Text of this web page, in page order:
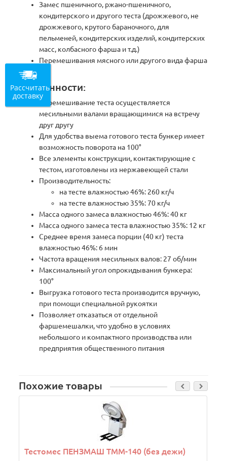
Замес пшеничного, ржано-пшеничного,
кондитерского и другого теста (дрожжевого, не
дрожжевого, крутого бараночного, для
пельменей, кондитерских изделий, кондитерских
масс, колбасного фарша и т.д.)
Перемешивания мясного или другого вида фарша
Особенности:
Перемешивание теста осуществляется
месильными валами вращающимися на встречу
друг другу
Для удобства выема готового теста бункер имеет
возможность поворота на 100°
Все элементы конструкции, контактирующие с
тестом, изготовлены из нержавеющей стали
Производительность:
на тесте влажностью 46%: 260 кг/ч
на тесте влажностью 35%: 70 кг/ч
Масса одного замеса влажностью 46%: 40 кг
Масса одного замеса теста влажностью 35%: 12 кг
Среднее время замеса порции (40 кг) теста
влажностью 46%: 6 мин
Частота вращения месильных валов: 27 об/мин
Максимальный угол опрокидывания бункера:
100°
Выгрузка готового теста производится вручную,
при помощи специальной рукоятки
Позволяет отказаться от отдельной
фаршемешалки, что удобно в условиях
небольшого и компактного производства или
предприятия общественного питания
Похожие товары
Тестомес ПЕНЗМАШ ТММ-140 (без дежи)
Рассчитать
доставку